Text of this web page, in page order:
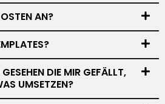
AN?
DIE MIR GEFÄLLT,
UMSETZEN?